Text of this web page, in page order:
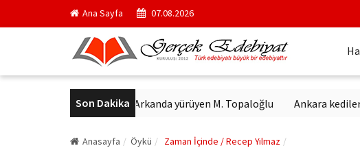
Ana Sayfa 07.08.2026
Son Dakika
Arkanda yürüyen M. Topaloğlu Ankara kedilerin 27
Anasayfa Öykü Zaman İçinde / Recep Yılmaz